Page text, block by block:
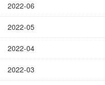
2022-06
2022-05
2022-04
2022-03